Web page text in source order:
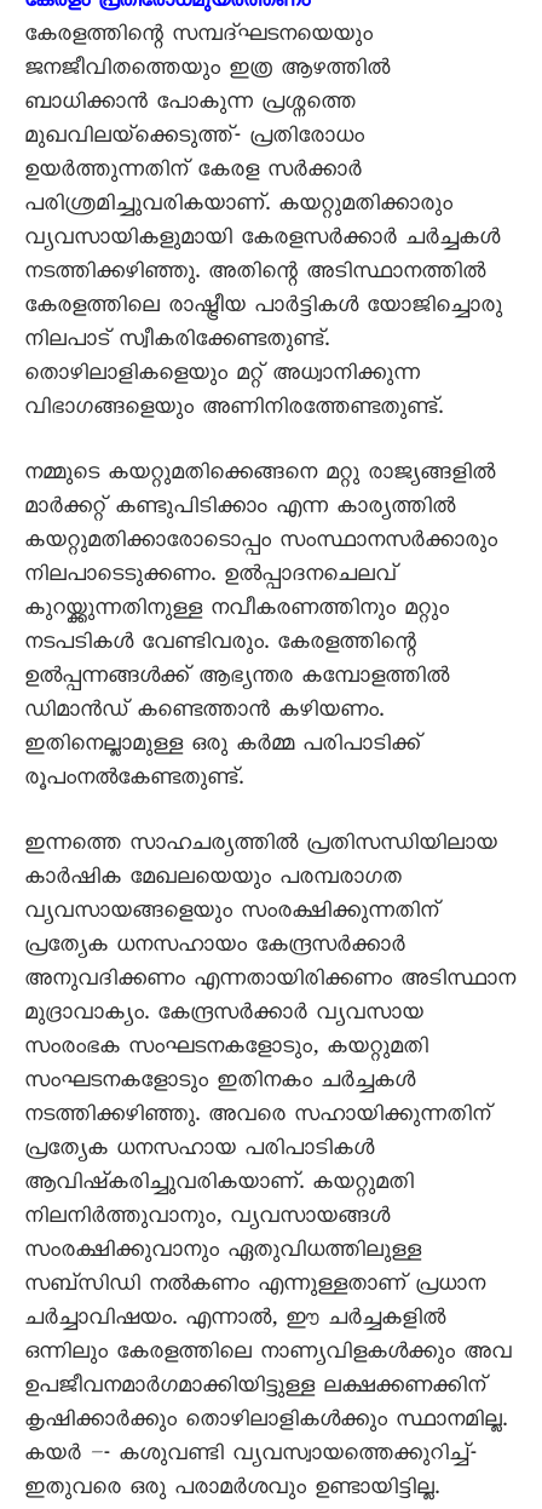
കേരളത്തിന്റെ സമ്പദ്ഘടനയെയും
ജനജീവിതത്തെയും ഇത്ര ആഴത്തിൽ
ബാധിക്കാൻ പോകുന്ന പ്രശ്നത്തെ
മുഖവിലയ്‌ക്കെടുത്ത്- പ്രതിരോധം
ഉയർത്തുന്നതിന് കേരള സർക്കാർ
പരിശ്രമിച്ചുവരികയാണ്. കയറ്റുമതിക്കാരും
വ്യവസായികളുമായി കേരളസർക്കാർ ചർച്ചകൾ
നടത്തിക്കഴിഞ്ഞു. അതിന്റെ അടിസ്ഥാനത്തിൽ
കേരളത്തിലെ രാഷ്ട്രീയ പാർട്ടികൾ യോജിച്ചൊരു
നിലപാട് സ്വീകരിക്കേണ്ടതുണ്ട്.
തൊഴിലാളികളെയും മറ്റ് അധ്വാനിക്കുന്ന
വിഭാഗങ്ങളെയും അണിനിരത്തേണ്ടതുണ്ട്.
നമ്മുടെ കയറ്റുമതിക്കെങ്ങനെ മറ്റു രാജ്യങ്ങളിൽ
മാർക്കറ്റ് കണ്ടുപിടിക്കാം എന്ന കാര്യത്തിൽ
കയറ്റുമതിക്കാരോടൊപ്പം സംസ്ഥാനസർക്കാരും
നിലപാടെടുക്കണം. ഉൽപ്പാദനചെലവ്
കുറയ്ക്കുന്നതിനുള്ള നവീകരണത്തിനും മറ്റും
നടപടികൾ വേണ്ടിവരും. കേരളത്തിന്റെ
ഉൽപ്പന്നങ്ങൾക്ക് ആഭ്യന്തര കമ്പോളത്തിൽ
ഡിമാൻഡ് കണ്ടെത്താൻ കഴിയണം.
ഇതിനെല്ലാമുള്ള ഒരു കർമ്മ പരിപാടിക്ക്
രൂപംനൽകേണ്ടതുണ്ട്.
ഇന്നത്തെ സാഹചര്യത്തിൽ പ്രതിസന്ധിയിലായ
കാർഷിക മേഖലയെയും പരമ്പരാഗത
വ്യവസായങ്ങളെയും സംരക്ഷിക്കുന്നതിന്
പ്രത്യേക ധനസഹായം കേന്ദ്രസർക്കാർ
അനുവദിക്കണം എന്നതായിരിക്കണം അടിസ്ഥാന
മുദ്രാവാക്യം. കേന്ദ്രസർക്കാർ വ്യവസായ
സംരംഭക സംഘടനകളോടും, കയറ്റുമതി
സംഘടനകളോടും ഇതിനകം ചർച്ചകൾ
നടത്തിക്കഴിഞ്ഞു. അവരെ സഹായിക്കുന്നതിന്
പ്രത്യേക ധനസഹായ പരിപാടികൾ
ആവിഷ്കരിച്ചുവരികയാണ്. കയറ്റുമതി
നിലനിർത്തുവാനും, വ്യവസായങ്ങൾ
സംരക്ഷിക്കുവാനും ഏതുവിധത്തിലുള്ള
സബ്‌സിഡി നൽകണം എന്നുള്ളതാണ് പ്രധാന
ചർച്ചാവിഷയം. എന്നാൽ, ഈ ചർച്ചകളിൽ
ഒന്നിലും കേരളത്തിലെ നാണ്യവിളകൾക്കും അവ
ഉപജീവനമാർഗമാക്കിയിട്ടുള്ള ലക്ഷക്കണക്കിന്
കൃഷിക്കാർക്കും തൊഴിലാളികൾക്കും സ്ഥാനമില്ല.
കയർ –- കശുവണ്ടി വ്യവസ്വായത്തെക്കുറിച്ച്-
ഇതുവരെ ഒരു പരാമർശവും ഉണ്ടായിട്ടില്ല.